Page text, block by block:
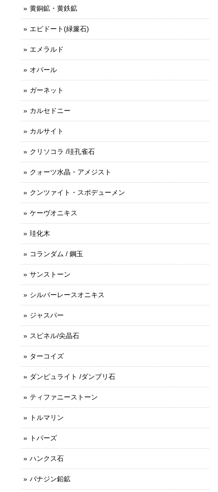
黄銅鉱・黄鉄鉱
エピドート(緑簾石)
エメラルド
オパール
ガーネット
カルセドニー
カルサイト
クリソコラ /珪孔雀石
クォーツ水晶・アメジスト
クンツァイト・スポデューメン
ケーヴオニキス
珪化木
コランダム / 鋼玉
サンストーン
シルバーレースオニキス
ジャスパー
スピネル/尖晶石
ターコイズ
ダンビュライト /ダンブリ石
ティファニーストーン
トルマリン
トパーズ
ハンクス石
バナジン鉛鉱